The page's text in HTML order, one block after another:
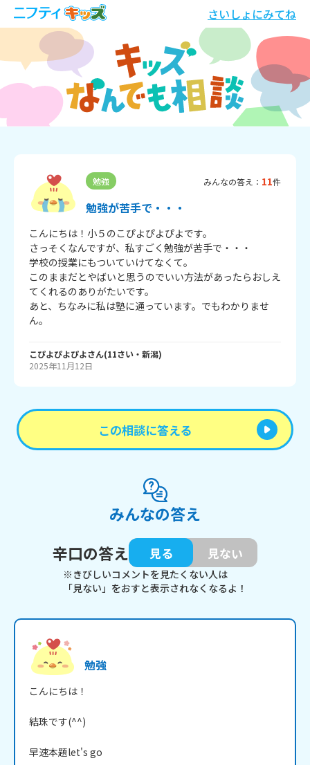
さいしょにみてね
勉強 みんなの答え： 11件
勉強が苦手で・・・
こんにちは！小５のこぴよぴよぴよです。
さっそくなんですが、私すごく勉強が苦手で・・・
学校の授業にもついていけてなくて。
このままだとやばいと思うのでいい方法があったらおしえ
てくれるのありがたいです。
あと、ちなみに私は塾に通っています。でもわかりませ
ん。
こぴよぴよぴよさん(11さい・ 新潟)
2025年11月12日
この相談に答える
みんなの答え
辛口の答え
見る 見ない
※きびしいコメントを見たくない人は
「見ない」をおすと表示されなくなるよ！
勉強
こんにちは！
結珠です(^^)
早速本題let's go